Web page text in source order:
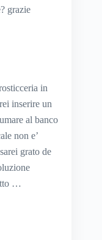
grazie
in
inserire un
al banco
non e’
grato de
…